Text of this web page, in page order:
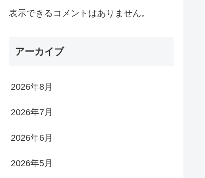
表示できるコメントはありません。
アーカイブ
2026年8月
2026年7月
2026年6月
2026年5月